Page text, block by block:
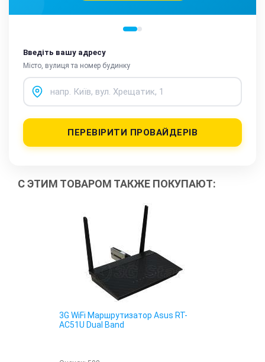
Введіть вашу адресу
Місто, вулиця та номер будинку
ПЕРЕВІРИТИ ПРОВАЙДЕРІВ
С ЭТИМ ТОВАРОМ ТАКЖЕ ПОКУПАЮТ:
3G WiFi Маршрутизатор Asus RT-
AC51U Dual Band